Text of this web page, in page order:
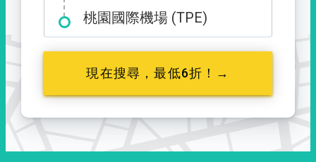
桃園國際機場 (TPE)
現在搜尋，最低6折！→